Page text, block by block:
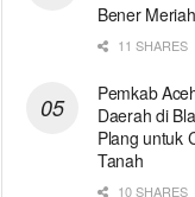
Bener Meriah
11 SHARES
Pemkab
Daerah di
Plang untuk
Tanah
10 SHARES